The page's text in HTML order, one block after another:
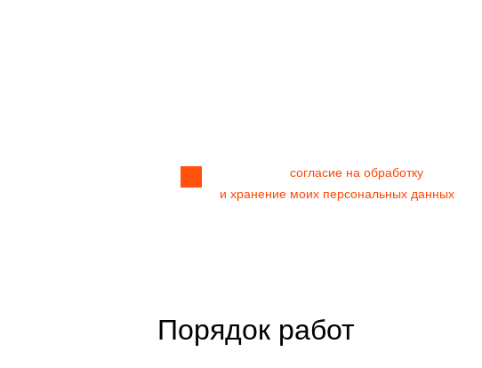
согласие на обработку
и хранение моих персональных данных
Порядок работ